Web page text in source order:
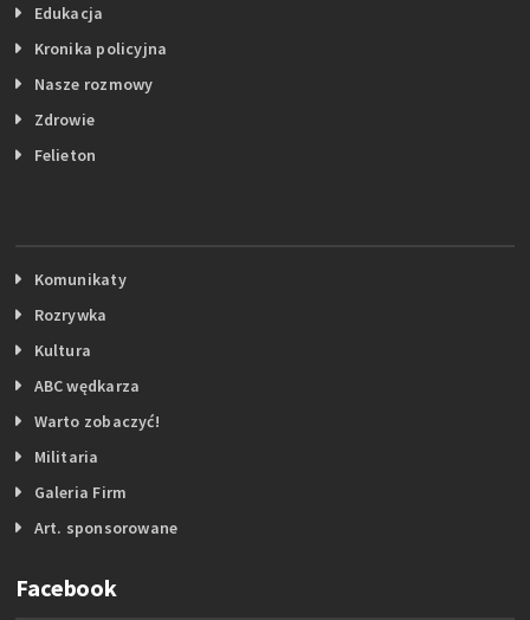
Edukacja
Kronika policyjna
Nasze rozmowy
Zdrowie
Felieton
Komunikaty
Rozrywka
Kultura
ABC wędkarza
Warto zobaczyć!
Militaria
Galeria Firm
Art. sponsorowane
Facebook